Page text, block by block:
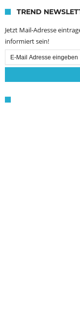
TREND
Jetzt Mail-Adresse
informiert sein!
Email
Subscription